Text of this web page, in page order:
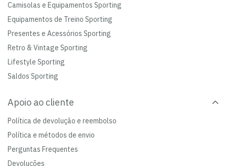
Camisolas e Equipamentos Sporting
Equipamentos de Treino Sporting
Presentes e Acessórios Sporting
Retro & Vintage Sporting
Lifestyle Sporting
Saldos Sporting
Apoio ao cliente
Política de devolução e reembolso
Política e métodos de envio
Perguntas Frequentes
Devoluções